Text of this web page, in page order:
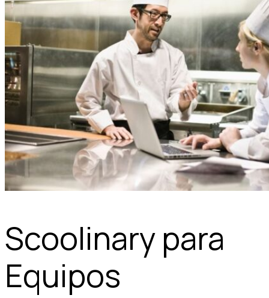
Scoolinary para
Equipos